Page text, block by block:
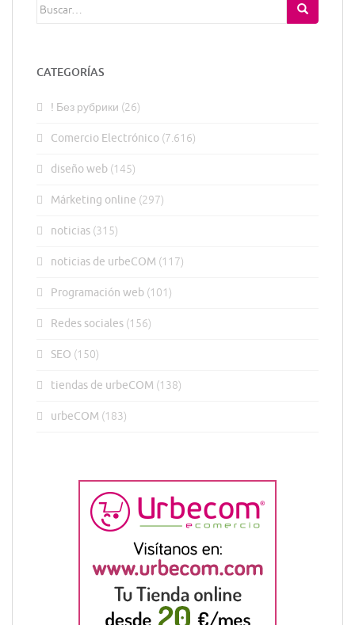
Buscar:
CATEGORÍAS
! Без рубрики (26)
Comercio Electrónico (7.616)
diseño web (145)
Márketing online (297)
noticias (315)
noticias de urbeCOM (117)
Programación web (101)
Redes sociales (156)
SEO (150)
tiendas de urbeCOM (138)
urbeCOM (183)